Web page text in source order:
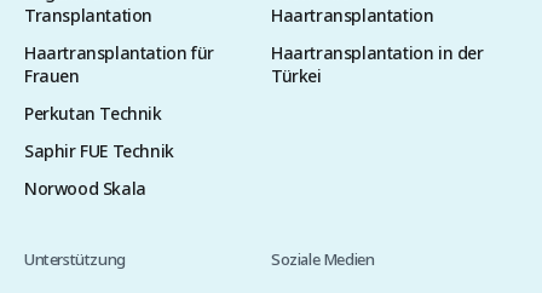
Transplantation
Haartransplantation für
Frauen
Perkutan Technik
Saphir FUE Technik
Norwood Skala
Haartransplantation
Haartransplantation in der
Türkei
Unterstützung Soziale Medien